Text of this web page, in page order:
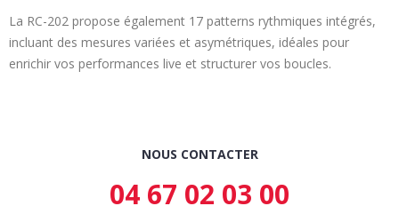
La RC-202 propose également 17 patterns rythmiques intégrés,
incluant des mesures variées et asymétriques, idéales pour
enrichir vos performances live et structurer vos boucles.
NOUS CONTACTER
04 67 02 03 00